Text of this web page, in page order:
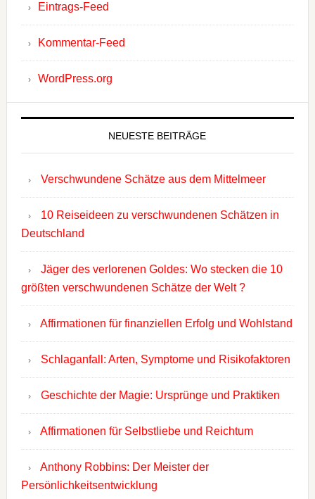
Eintrags-Feed
Kommentar-Feed
WordPress.org
NEUESTE BEITRÄGE
Verschwundene Schätze aus dem Mittelmeer
10 Reiseideen zu verschwundenen Schätzen in
Deutschland
Jäger des verlorenen Goldes: Wo stecken die 10
größten verschwundenen Schätze der Welt ?
Affirmationen für finanziellen Erfolg und Wohlstand
Schlaganfall: Arten, Symptome und Risikofaktoren
Geschichte der Magie: Ursprünge und Praktiken
Affirmationen für Selbstliebe und Reichtum
Anthony Robbins: Der Meister der
Persönlichkeitsentwicklung